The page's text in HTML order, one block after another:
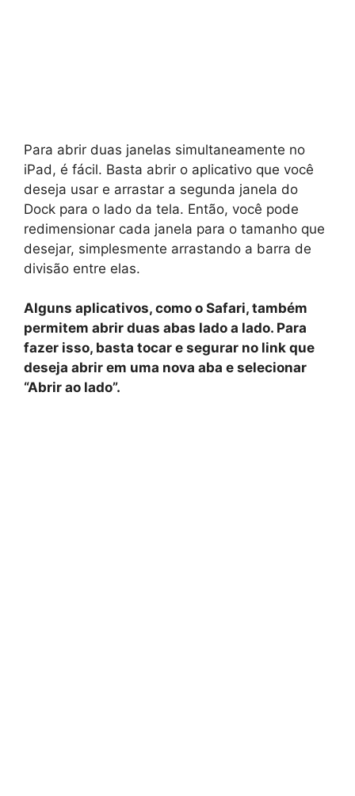
Para abrir duas janelas simultaneamente no
iPad, é fácil. Basta abrir o aplicativo que você
deseja usar e arrastar a segunda janela do
Dock para o lado da tela. Então, você pode
redimensionar cada janela para o tamanho que
desejar, simplesmente arrastando a barra de
divisão entre elas.
Alguns aplicativos, como o Safari, também
permitem abrir duas abas lado a lado. Para
fazer isso, basta tocar e segurar no link que
deseja abrir em uma nova aba e selecionar
“Abrir ao lado”.